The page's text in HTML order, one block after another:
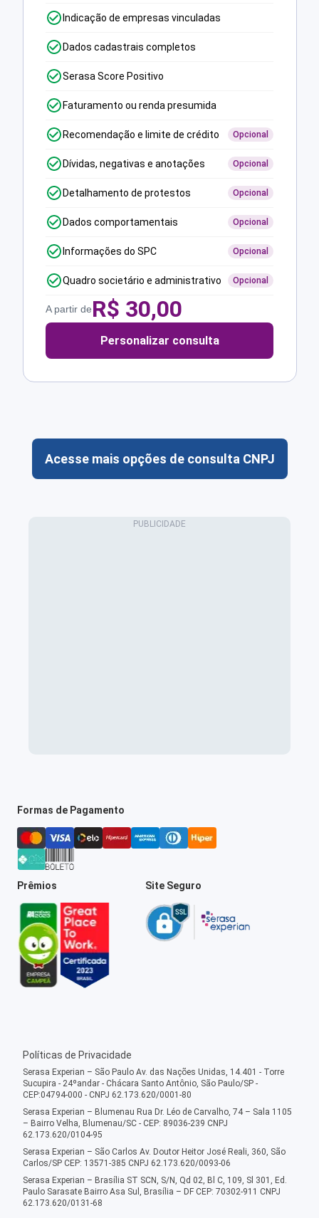
Indicação de empresas vinculadas
Dados cadastrais completos
Serasa Score Positivo
Faturamento ou renda presumida
Recomendação e limite de crédito Opcional
Dívidas, negativas e anotações Opcional
Detalhamento de protestos Opcional
Dados comportamentais Opcional
Informações do SPC Opcional
Quadro societário e administrativo Opcional
A partir deR$ 30,00
Personalizar consulta
Acesse mais opções de consulta CNPJ
Formas de Pagamento
Prêmios Site Seguro
Políticas de Privacidade
Serasa Experian – São Paulo Av. das Nações Unidas, 14.401 - Torre
Sucupira - 24ºandar - Chácara Santo Antônio, São Paulo/SP -
CEP:04794-000 - CNPJ 62.173.620/0001-80
Serasa Experian – Blumenau Rua Dr. Léo de Carvalho, 74 – Sala 1105
– Bairro Velha, Blumenau/SC - CEP: 89036-239 CNPJ
62.173.620/0104-95
Serasa Experian – São Carlos Av. Doutor Heitor José Reali, 360, São
Carlos/SP CEP: 13571-385 CNPJ 62.173.620/0093-06
Serasa Experian – Brasília ST SCN, S/N, Qd 02, Bl C, 109, Sl 301, Ed.
Paulo Sarasate Bairro Asa Sul, Brasília – DF CEP: 70302-911 CNPJ
62.173.620/0131-68